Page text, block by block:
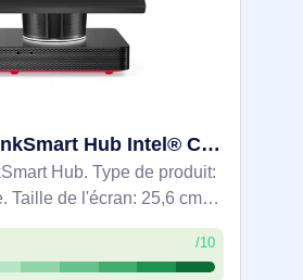
Lenovo ThinkSmart Hub Intel® Core™ i5 i5-8365UE 25,6 cm (10.1") 1920 x 1200 pixels Écran tactile PC - 11H1000KMT
Hub. Type de produit:
Taille de l'écran: 25,6 cm
HD: Full HD, Résolution de
x 1200 pixels, Écran tactile.
Intel®
/10